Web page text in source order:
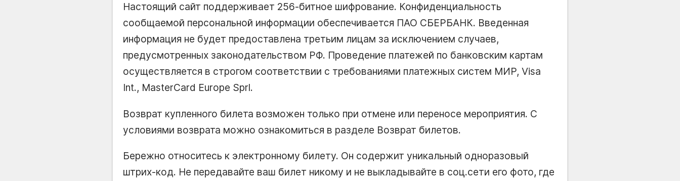
Настоящий сайт поддерживает 256-битное шифрование. Конфиденциальность
сообщаемой персональной информации обеспечивается ПАО СБЕРБАНК. Введенная
информация не будет предоставлена третьим лицам за исключением случаев,
предусмотренных законодательством РФ. Проведение платежей по банковским картам
осуществляется в строгом соответствии с требованиями платежных систем МИР, Visa
Int., MasterCard Europe Sprl.
Возврат купленного билета возможен только при отмене или переносе мероприятия. С
условиями возврата можно ознакомиться в разделе Возврат билетов.
Бережно относитесь к электронному билету. Он содержит уникальный одноразовый
штрих-код. Не передавайте ваш билет никому и не выкладывайте в соц.сети его фото, где